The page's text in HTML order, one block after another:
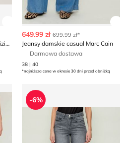
Zobacz szczegóły produktu
Jeansy damskie na wiosnę Patrizia Pepe
649.99 zł 699.99 zł*
Jeansy damskie casual Marc Cain
Darmowa dostawa
38 | 40
*najniższa cena w okresie 30 dni przed obniżką
Liu Jo - Jeansy damskie w
-6%